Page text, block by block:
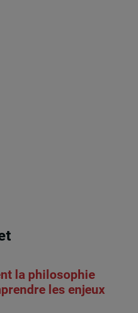
la philosophie
les enjeux